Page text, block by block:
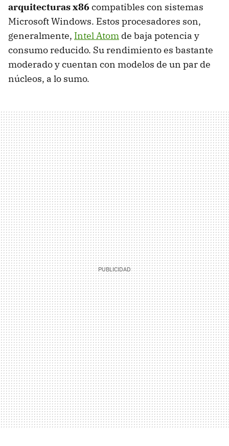
arquitecturas x86 compatibles con sistemas
Microsoft Windows. Estos procesadores son,
generalmente, Intel Atom de baja potencia y
consumo reducido. Su rendimiento es bastante
moderado y cuentan con modelos de un par de
núcleos, a lo sumo.